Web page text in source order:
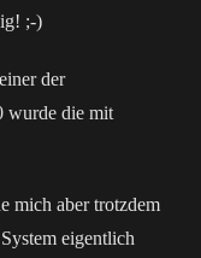
;-)
der
wurde die mit
mich aber trotzdem
eigentlich